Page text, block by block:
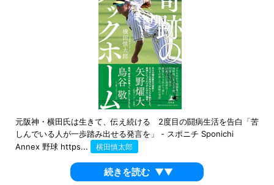
元阪神・横田氏は生きて、伝え続ける 2度目の闘病生活を告白「苦
しんでいる人が一歩踏み出せる発言を」 - スポニチ Sponichi
Annex 野球 https...
横田慎太郎
続きを読む ▼▼